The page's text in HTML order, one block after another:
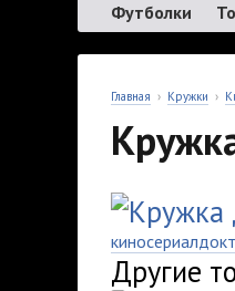
Футболки
Главная › Кружки ›
киносериал
Другие